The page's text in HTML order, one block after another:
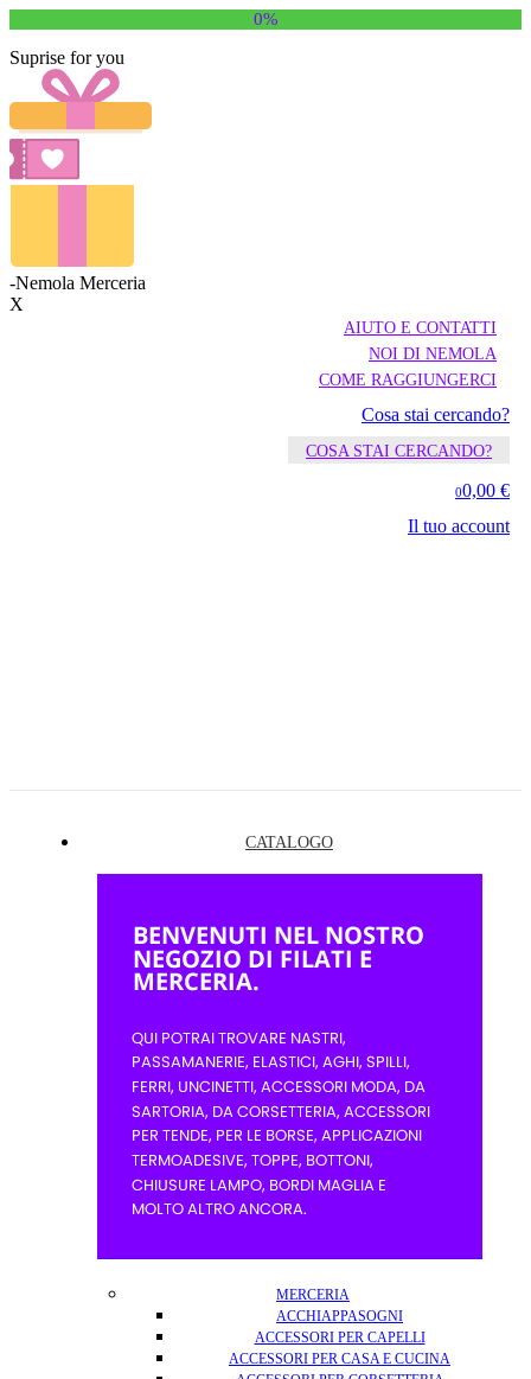
0%
Suprise for you
-Nemola Merceria
X
AIUTO E CONTATTI
NOI DI NEMOLA
COME RAGGIUNGERCI
Cosa stai cercando?
COSA STAI CERCANDO?
00,00 €
Il tuo account
CATALOGO
MERCERIA
ACCHIAPPASOGNI
ACCESSORI PER CAPELLI
ACCESSORI PER CASA E CUCINA